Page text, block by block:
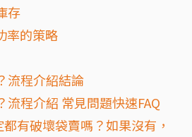
存
率的策略
流程介紹結論
程介紹 常見問題快速FAQ
有破壞袋賣嗎？如果沒有，